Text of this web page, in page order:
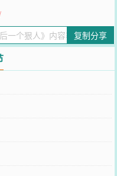
存！——大明天武大帝朱慈
的话请不要忘记向您QQ群和
复制分享